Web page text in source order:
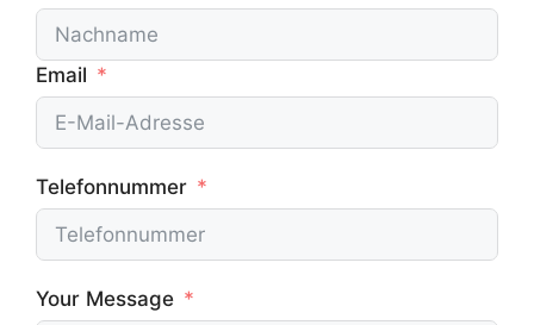
Email
Telefonnummer
Your Message